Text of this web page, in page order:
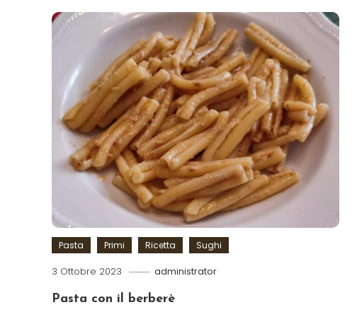
Pasta Primi Ricetta Sughi
3 Ottobre 2023 administrator
Pasta con il berberè